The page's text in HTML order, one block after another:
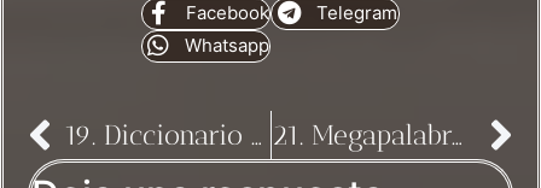
Facebook
Telegram
Whatsapp
19. Diccionario humorístico de Fidel Delgado 21. Megapalabros versus pequeños gestos